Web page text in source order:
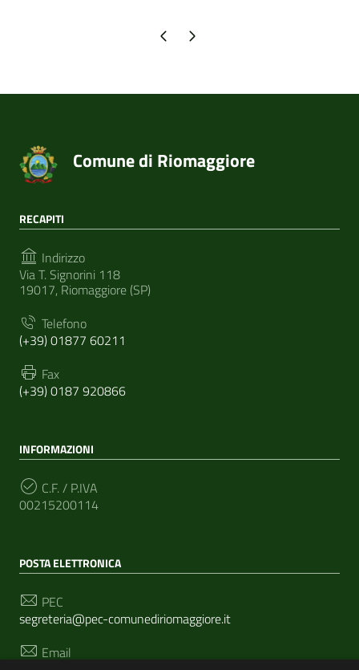
Pagina precedente
Pagina successiva
Comune di Riomaggiore
RECAPITI
Indirizzo
Via T. Signorini 118
19017, Riomaggiore (SP)
Telefono
(+39) 01877 60211
Fax
(+39) 0187 920866
INFORMAZIONI
C.F. / P.IVA
00215200114
POSTA ELETTRONICA
PEC
segreteria@pec-comunediriomaggiore.it
Email